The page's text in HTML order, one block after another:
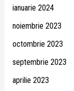
ianuarie 2024
noiembrie 2023
octombrie 2023
septembrie 2023
aprilie 2023